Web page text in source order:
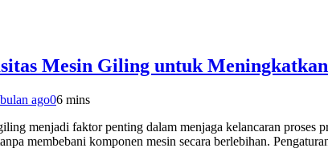
Mesin Giling untuk
ago06 mins
menjadi faktor penting dalam menjaga kelancaran
membebani komponen mesin secara berlebihan.